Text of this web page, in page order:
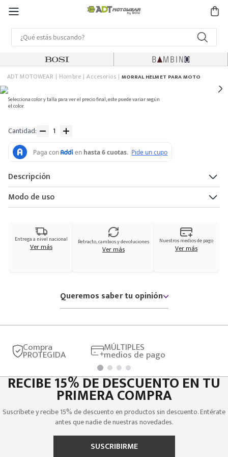
ADT MOTOWEAR Hombre Accesorios MORRAL HELMET PARA MOTO
Selecciona color y talla para ver el precio final, este puede variar según
el color.
Cantidad
Descripción
Modo de uso
Entrega a nivel nacional
Ver más Retracto, cambios y devoluciones
Ver más
Nuestros medios de pago
Ver más
Queremos saber tu opinión
Compra
PROTEGIDA
MÚLTIPLES
medios de pago
RECIBE 15% DE DESCUENTO EN TU
PRIMERA COMPRA
Suscríbete y recibe 15% de descuento en productos sin descuento. Entérate
antes que nadie de nuestras novedades.
SUSCRIBIRME